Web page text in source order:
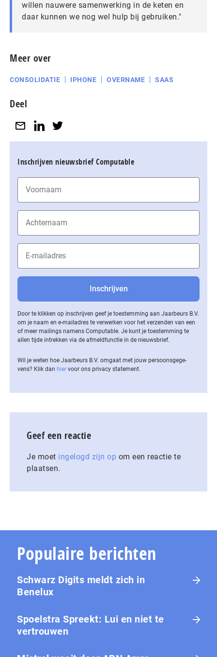
willen nauwere samenwerking in de keten en
daar kunnen we nog wel hulp bij gebruiken."
Meer over
CONSOLIDATIE IPHONE OVERNAME SAAS
Deel
Inschrijven nieuwsbrief Computable
Door te klikken op inschrijven geef je toestemming aan Jaarbeurs B.V.
om je naam en e-mailadres te verwerken voor het verzenden van een
of meer mailings namens Computable. Je kunt je toestemming te
allen tijde intrekken via de af­meld­func­tie in de nieuwsbrief.
Wil je weten hoe Jaarbeurs B.V. omgaat met jouw per­soons­ge­ge­
vens? Klik dan hier voor ons privacy statement.
Geef een reactie
Je moet ingelogd zijn op om een reactie te
plaatsen.
Populaire berichten
Schwarz Digits meldt zich in
Benelux
Spoelstra Spreekt: Lui en niet te
vertrouwen